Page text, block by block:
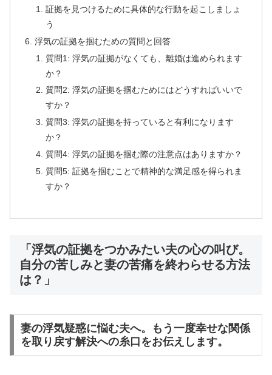
証拠を見つけるために具体的な行動を起こしましょ
う
浮気の証拠を掴むための質問と回答
質問1: 浮気の証拠がなくても、離婚は進められます
か？
質問2: 浮気の証拠を掴むためにはどうすればいいで
すか？
質問3: 浮気の証拠を持っていると有利になります
か？
質問4: 浮気の証拠を掴む際の注意点はありますか？
質問5: 証拠を掴むことで精神的な満足感を得られま
すか？
「浮気の証拠をつかみたい夫の心の叫び。
自分の苦しみと妻の苦痛を終わらせる方法
は？」
妻の浮気疑惑に悩む夫へ。もう一度幸せな関係
を取り戻す解決への糸口をお伝えします。